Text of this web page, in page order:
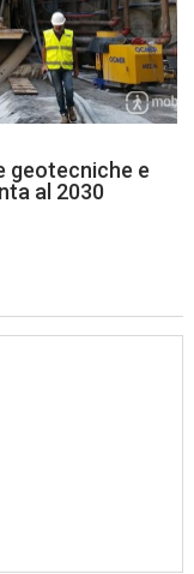
geotecniche e
al 2030